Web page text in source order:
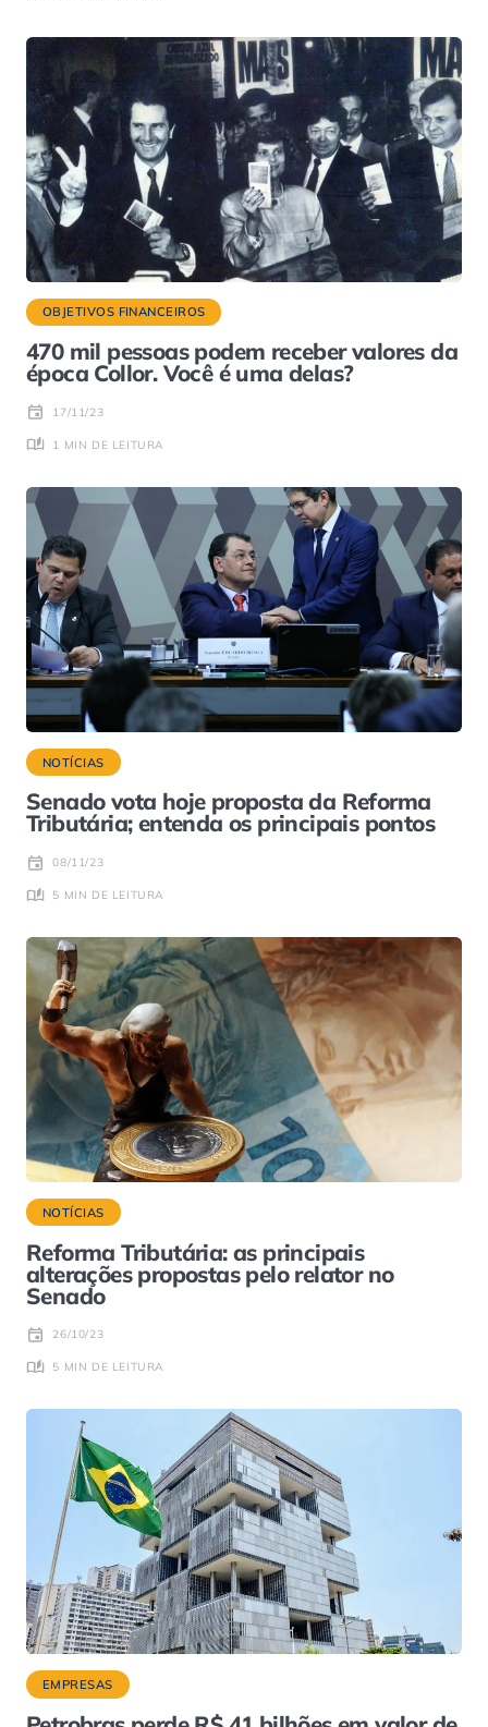
OBJETIVOS FINANCEIROS
470 mil pessoas podem receber valores da
época Collor. Você é uma delas?
17/11/23
1 MIN DE LEITURA
NOTÍCIAS
Senado vota hoje proposta da Reforma
Tributária; entenda os principais pontos
08/11/23
5 MIN DE LEITURA
NOTÍCIAS
Reforma Tributária: as principais
alterações propostas pelo relator no
Senado
26/10/23
5 MIN DE LEITURA
EMPRESAS